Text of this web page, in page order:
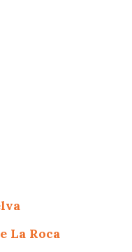
La Roca